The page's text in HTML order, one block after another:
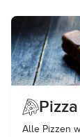
Alle Pizzen